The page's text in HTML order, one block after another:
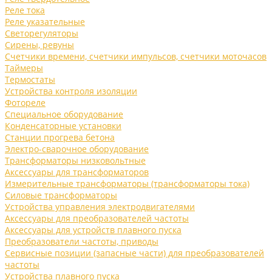
Реле тока
Реле указательные
Светорегуляторы
Сирены, ревуны
Счетчики времени, счетчики импульсов, счетчики моточасов
Таймеры
Термостаты
Устройства контроля изоляции
Фотореле
Специальное оборудование
Конденсаторные установки
Станции прогрева бетона
Электро-сварочное оборудование
Трансформаторы низковольтные
Аксессуары для трансформаторов
Измерительные трансформаторы (трансформаторы тока)
Силовые трансформаторы
Устройства управления электродвигателями
Аксессуары для преобразователей частоты
Аксессуары для устройств плавного пуска
Преобразователи частоты, приводы
Сервисные позиции (запасные части) для преобразователей
частоты
Устройства плавного пуска